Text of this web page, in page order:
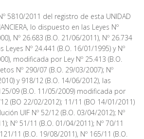
5810/2011 del registro de esta UNIDAD
lo dispuesto en las Leyes Nº
Nº 26.683 (B.O. 21/06/2011), Nº 26.734
Leyes Nº 24.441 (B.O. 16/01/1995) y Nº
modificada por Ley Nº 25.413 (B.O.
Nº 290/07 (B.O. 29/03/2007); Nº
y 918/12 (B.O. 14/06/2012), las
09 (B.O. 11/05/2009) modificada por
(BO 22/02/2012); 11/11 (BO 14/01/2011)
UIF Nº 52/12 (B.O. 03/04/2012); Nº
Nº 51/11 (B.O. 01/04/2011); Nº 70/11
11 (B.O. 19/08/2011), Nº 165/11 (B.O.